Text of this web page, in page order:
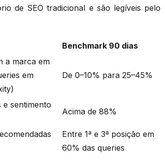
de SEO tradicional e são legíveis pelo
Benchmark 90 dias
a marca em
em
De 0–10% para 25–45%
sentimento
Acima de 88%
Entre 1ª e 3ª posição em
60% das queries